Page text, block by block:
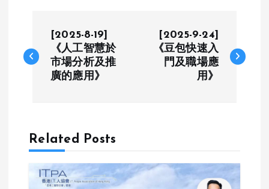
o
n
[2025-8-19]
《人工智慧於
市場分析及推
廣的應用》
[2025-9-24]
《豆包快速入
門及職場應
用》
Related Posts